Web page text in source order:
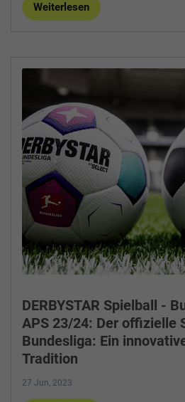
Weiterlesen
DERBYSTAR Spielball -
APS 23/24: Der offizielle
Bundesliga: Ein
Tradition
27 Jun, 2023